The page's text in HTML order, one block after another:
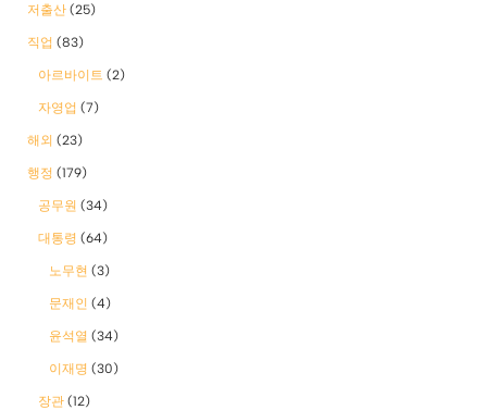
저출산 (25)
직업 (83)
아르바이트 (2)
자영업 (7)
해외 (23)
행정 (179)
공무원 (34)
대통령 (64)
노무현 (3)
문재인 (4)
윤석열 (34)
이재명 (30)
장관 (12)